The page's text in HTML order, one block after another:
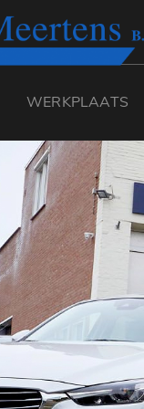
WERKPLAATS